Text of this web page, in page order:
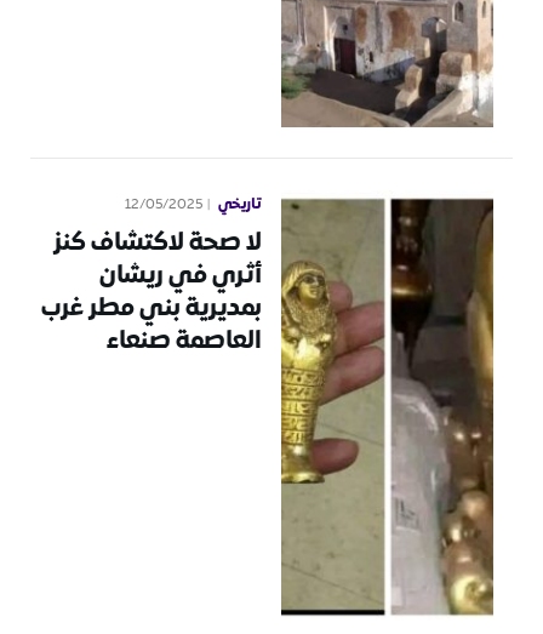
تاريخي 12/05/2025
لا صحة لاكتشاف كنز
أثري في ريشان
بمديرية بني مطر غرب
العاصمة صنعاء